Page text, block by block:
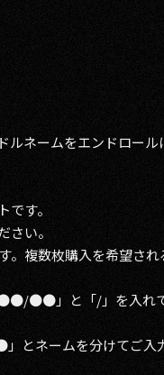
ネームをエンドロール
す。
い。
複数枚購入を希望さ
●●」と「/」を入れ
ネームを分けてご入